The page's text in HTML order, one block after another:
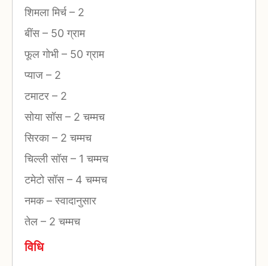
शिमला मिर्च– 2
बींस– 50 ग्राम
फूल गोभी– 50 ग्राम
प्याज – 2
टमाटर – 2
सोया सॉस– 2 चम्मच
सिरका– 2 चम्मच
चिल्ली सॉस– 1 चम्मच
टमेटो सॉस– 4 चम्मच
नमक–स्वादानुसार
तेल – 2 चम्मच
विधि